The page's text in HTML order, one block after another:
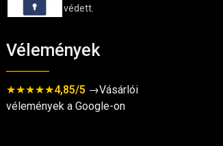
védett.
Vélemények
★★★★★4,85/5 →Vásárlói
vélemények a Google-on